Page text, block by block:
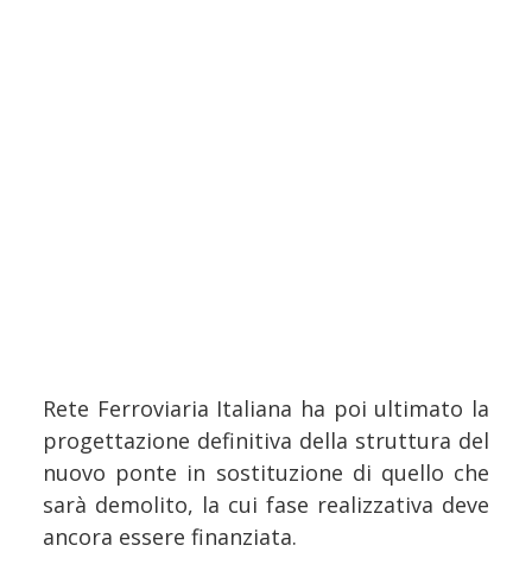
Rete Ferroviaria Italiana ha poi ultimato la
progettazione definitiva della struttura del
nuovo ponte in sostituzione di quello che
sarà demolito, la cui fase realizzativa deve
ancora essere finanziata.